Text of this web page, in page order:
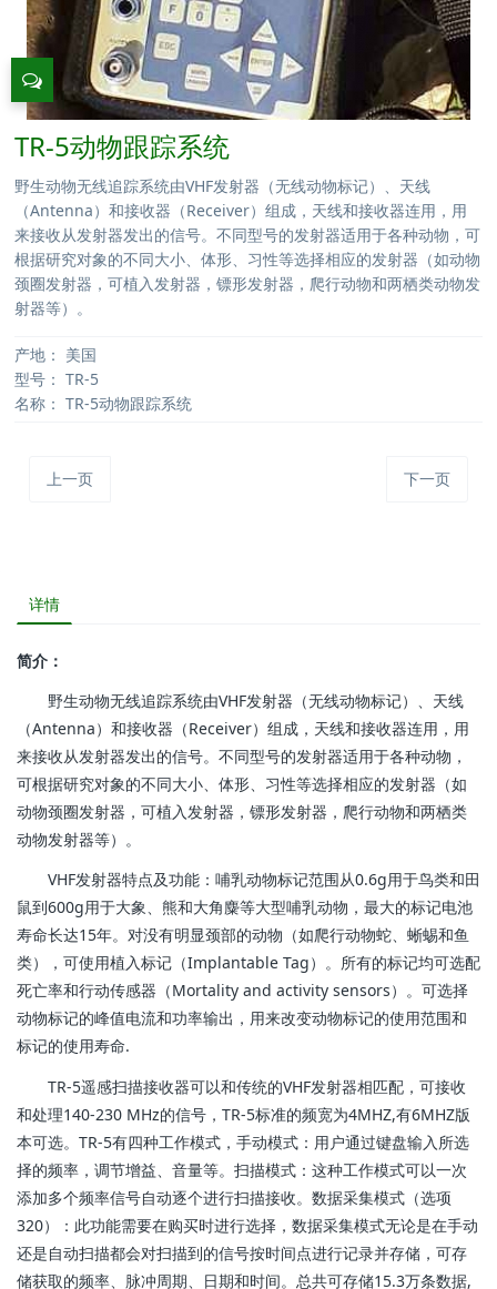
TR-5动物跟踪系统
野生动物无线追踪系统由VHF发射器（无线动物标记）、天线
（Antenna）和接收器（Receiver）组成，天线和接收器连用，用
来接收从发射器发出的信号。不同型号的发射器适用于各种动物，可
根据研究对象的不同大小、体形、习性等选择相应的发射器（如动物
颈圈发射器，可植入发射器，镖形发射器，爬行动物和两栖类动物发
射器等）。
产地： 美国
型号： TR-5
名称： TR-5动物跟踪系统
上一页 下一页
详情
简介：
野生动物无线追踪系统由VHF发射器（无线动物标记）、天线
（Antenna）和接收器（Receiver）组成，天线和接收器连用，用
来接收从发射器发出的信号。不同型号的发射器适用于各种动物，
可根据研究对象的不同大小、体形、习性等选择相应的发射器（如
动物颈圈发射器，可植入发射器，镖形发射器，爬行动物和两栖类
动物发射器等）。
VHF发射器特点及功能：哺乳动物标记范围从0.6g用于鸟类和田
鼠到600g用于大象、熊和大角麋等大型哺乳动物，最大的标记电池
寿命长达15年。对没有明显颈部的动物（如爬行动物蛇、蜥蜴和鱼
类），可使用植入标记（Implantable Tag）。所有的标记均可选配
死亡率和行动传感器（Mortality and activity sensors）。可选择
动物标记的峰值电流和功率输出，用来改变动物标记的使用范围和
标记的使用寿命.
TR-5遥感扫描接收器可以和传统的VHF发射器相匹配，可接收
和处理140-230 MHz的信号，TR-5标准的频宽为4MHZ,有6MHZ版
本可选。TR-5有四种工作模式，手动模式：用户通过键盘输入所选
择的频率，调节增益、音量等。扫描模式：这种工作模式可以一次
添加多个频率信号自动逐个进行扫描接收。数据采集模式（选项
320）：此功能需要在购买时进行选择，数据采集模式无论是在手动
还是自动扫描都会对扫描到的信号按时间点进行记录并存储，可存
储获取的频率、脉冲周期、日期和时间。总共可存储15.3万条数据,